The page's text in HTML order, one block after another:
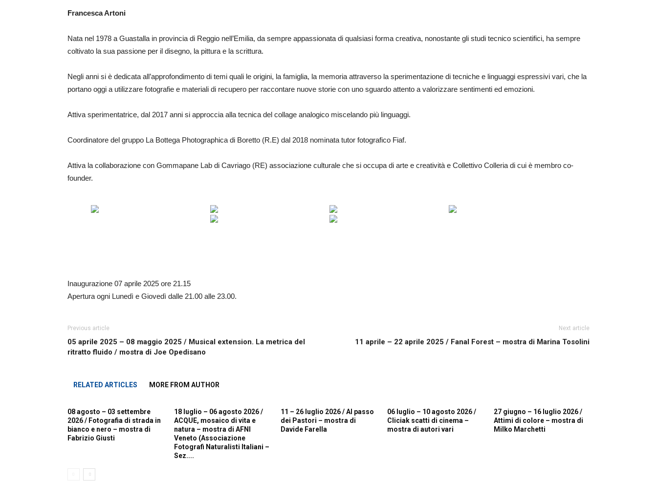
Francesca Artoni
Nata nel 1978 a Guastalla in provincia di Reggio nell’Emilia, da sempre appassionata di qualsiasi forma creativa, nonostante gli studi tecnico scientifici, ha sempre
coltivato la sua passione per il disegno, la pittura e la scrittura.
Negli anni si è dedicata all’approfondimento di temi quali le origini, la famiglia, la memoria attraverso la sperimentazione di tecniche e linguaggi espressivi vari, che la
portano oggi a utilizzare fotografie e materiali di recupero per raccontare nuove storie con uno sguardo attento a valorizzare sentimenti ed emozioni.
Attiva sperimentatrice, dal 2017 anni si approccia alla tecnica del collage analogico miscelando più linguaggi.
Coordinatore del gruppo La Bottega Photographica di Boretto (R.E) dal 2018 nominata tutor fotografico Fiaf.
Attiva la collaborazione con Gommapane Lab di Cavriago (RE) associazione culturale che si occupa di arte e creatività e Collettivo Colleria di cui è membro co-
founder.
Inaugurazione 07 aprile 2025 ore 21.15
Apertura ogni Lunedì e Giovedì dalle 21.00 alle 23.00.
Previous article
05 aprile 2025 – 08 maggio 2025 / Musical extension. La metrica del
ritratto fluido / mostra di Joe Opedisano
Next article
11 aprile – 22 aprile 2025 / Fanal Forest – mostra di Marina Tosolini
RELATED ARTICLES MORE FROM AUTHOR
08 agosto – 03 settembre
2026 / Fotografia di strada in
bianco e nero – mostra di
Fabrizio Giusti
18 luglio – 06 agosto 2026 /
ACQUE, mosaico di vita e
natura – mostra di AFNI
Veneto (Associazione
Fotografi Naturalisti Italiani –
Sez....
11 – 26 luglio 2026 / Al passo
dei Pastori – mostra di
Davide Farella
06 luglio – 10 agosto 2026 /
Cliciak scatti di cinema –
mostra di autori vari
27 giugno – 16 luglio 2026 /
Attimi di colore – mostra di
Milko Marchetti